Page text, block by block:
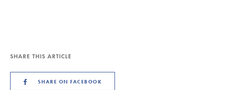
SHARE THIS ARTICLE
SHARE ON FACEBOOK